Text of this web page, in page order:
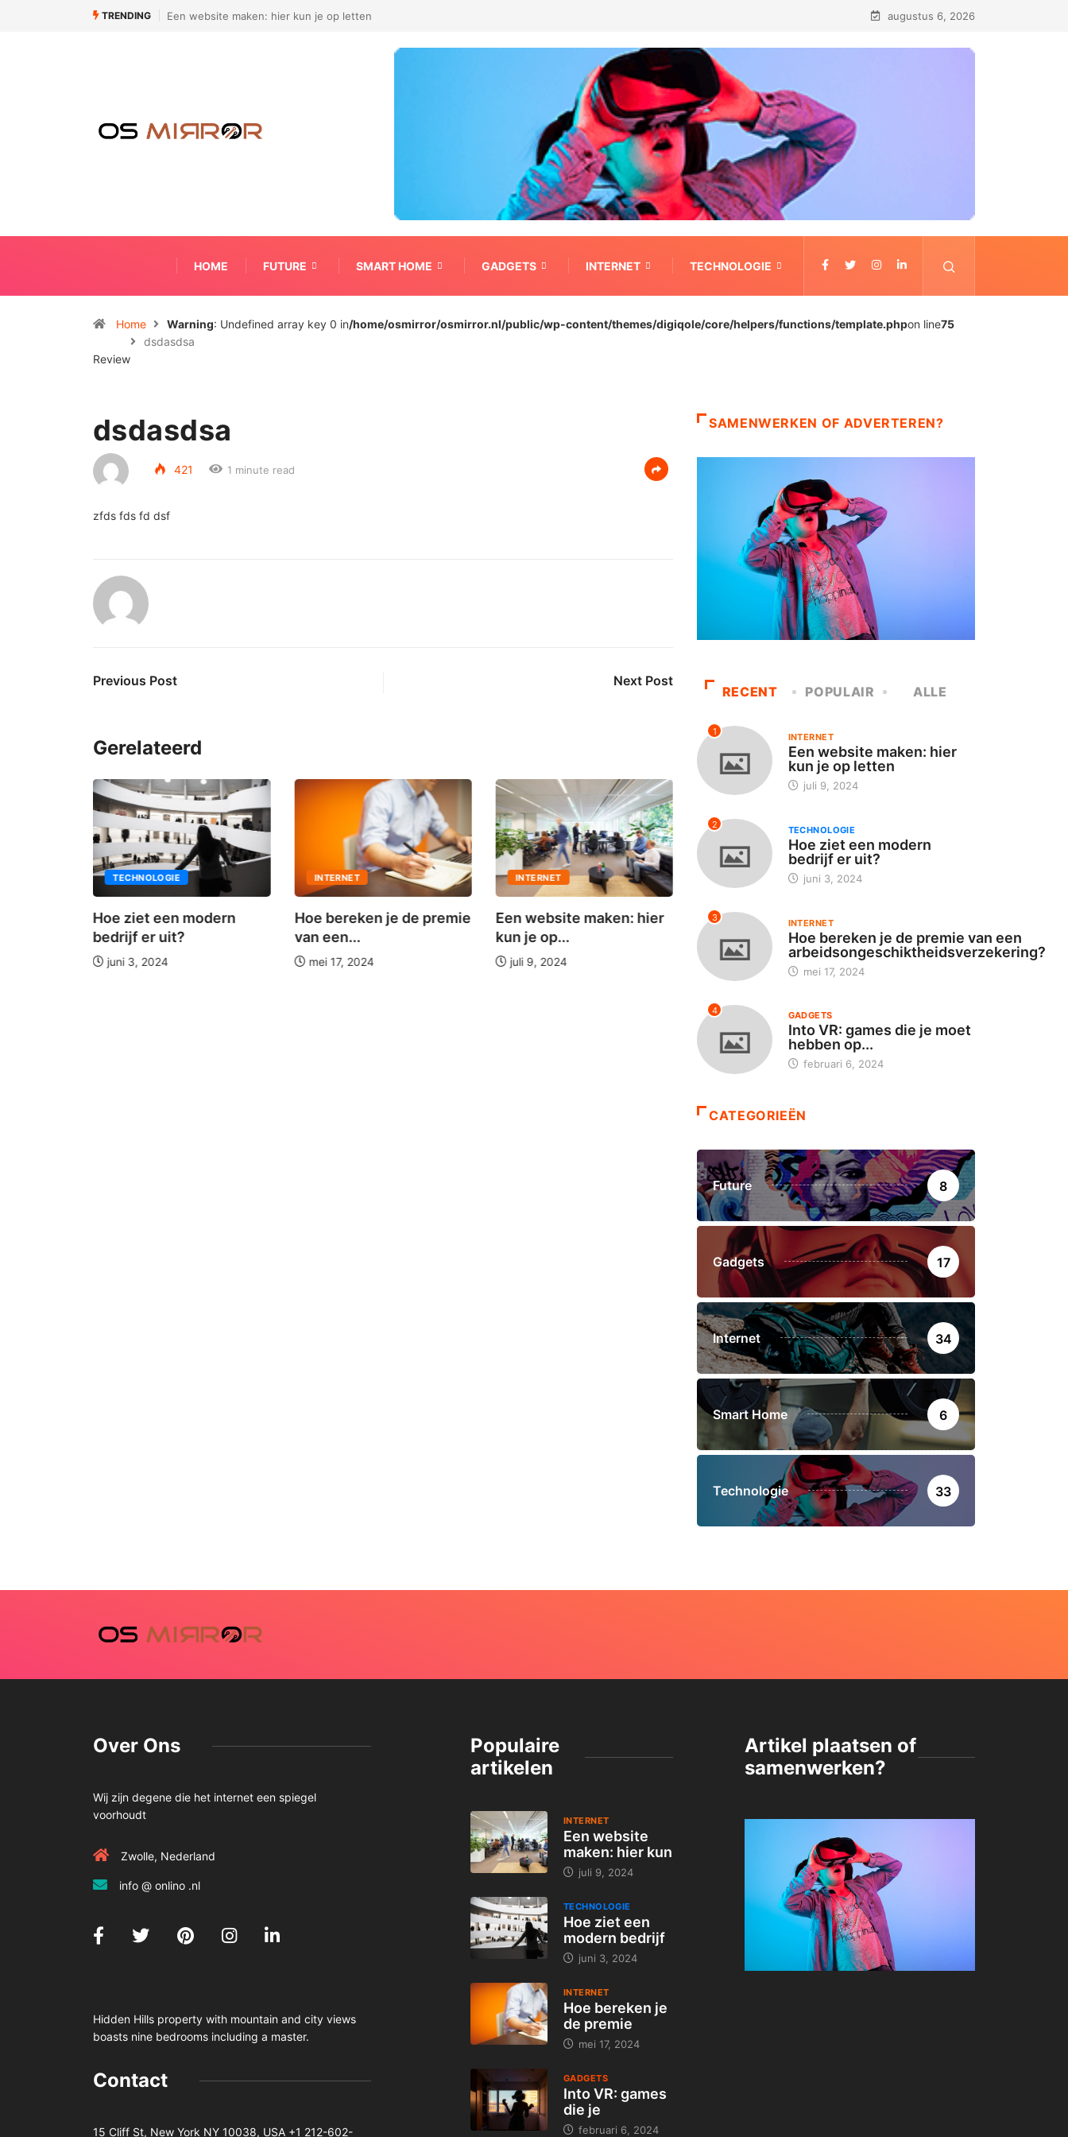
TRENDING
Een website maken: hier kun je op lettenHoe ziet een modern bedrijf er uit? augustus 6, 2026
HOME FUTURE SMART HOME GADGETS INTERNET TECHNOLOGIE
CONTACT
Home Warning: Undefined array key 0 in/home/osmirror/osmirror.nl/public/wp-content/themes/digiqole/core/helpers/functions/template.phpon line75
Review
dsdasdsa
dsdasdsa
421 1 minute read
zfds fds fd dsf
Previous Post Next Post
Gerelateerd
TECHNOLOGIE
Hoe ziet een modern
bedrijf er uit?
juni 3, 2024
INTERNET
Hoe bereken je de premie
van een...
mei 17, 2024
INTERNET
Een website maken: hier
kun je op...
juli 9, 2024
TECHNOLOGIE
Hoe ziet een modern
bedrijf er uit?
juni 3, 2024
van een...
mei 17, 2024
SAMENWERKEN OF ADVERTEREN?
RECENT POPULAIR ALLE
1 INTERNET
Een website maken: hier
kun je op letten
juli 9, 2024
2 TECHNOLOGIE
Hoe ziet een modern
bedrijf er uit?
juni 3, 2024
3 INTERNET
Hoe bereken je de premie van een
arbeidsongeschiktheidsverzekering?
mei 17, 2024
4 GADGETS
Into VR: games die je moet
hebben op...
februari 6, 2024
CATEGORIEËN
Future 8
Gadgets 17
Internet 34
Smart Home 6
Technologie 33
Over Ons
Wij zijn degene die het internet een spiegel
voorhoudt
Zwolle, Nederland
info @ onlino .nl
Hidden Hills property with mountain and city views
boasts nine bedrooms including a master.
Contact
15 Cliff St, New York NY 10038, USA +1 212-602-
Populaire
artikelen
INTERNET
Een website
maken: hier kun
juli 9, 2024
TECHNOLOGIE
Hoe ziet een
modern bedrijf
juni 3, 2024
INTERNET
Hoe bereken je
de premie
mei 17, 2024
GADGETS
Into VR: games
die je
februari 6, 2024
Artikel plaatsen of
samenwerken?